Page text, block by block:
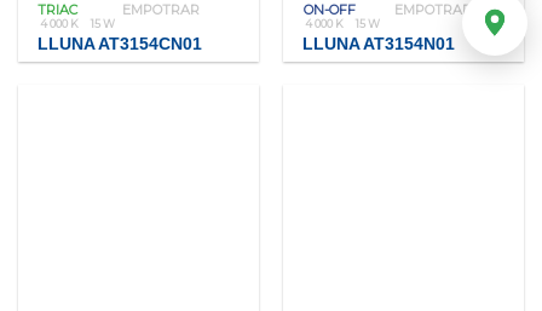
TRIAC EMPOTRAR
4 000 K 15 W
LLUNA AT3154CN01
ON-OFF EMPOTRAR
4 000 K 15 W
LLUNA AT3154N01